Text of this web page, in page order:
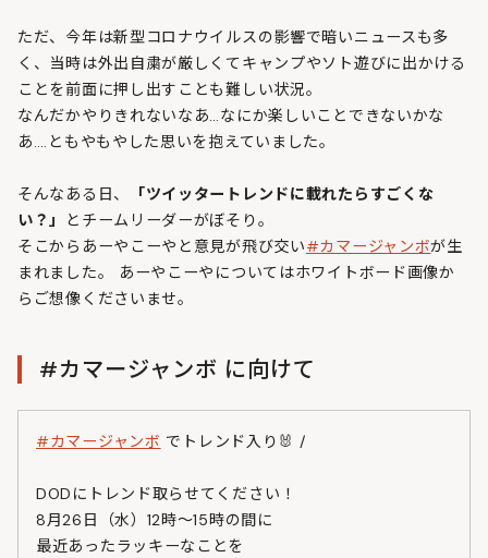
ただ、今年は新型コロナウイルスの影響で暗いニュースも多
く、当時は外出自粛が厳しくてキャンプやソト遊びに出かける
ことを前面に押し出すことも難しい状況。
なんだかやりきれないなあ…なにか楽しいことできないかな
あ….ともやもやした思いを抱えていました。
そんなある日、
「ツイッタートレンドに載れたらすごくな
い？」
とチームリーダーがぼそり。
そこからあーやこーやと意見が飛び交い#カマージャンボが生
まれました。 あーやこーやについてはホワイトボード画像か
らご想像くださいませ。
#カマージャンボ に向けて
#カマージャンボ でトレンド入り🐰 /
DODにトレンド取らせてください！
8月26日（水）12時～15時の間に
最近あったラッキーなことを